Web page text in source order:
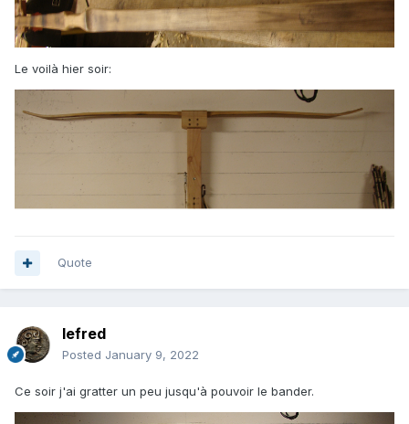
Le voilà hier soir:
Quote
lefred
Posted January 9, 2022
Ce soir j'ai gratter un peu jusqu'à pouvoir le bander.